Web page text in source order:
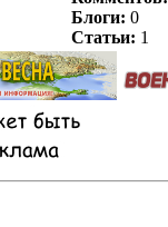
Блоги: 0
Статьи: 1